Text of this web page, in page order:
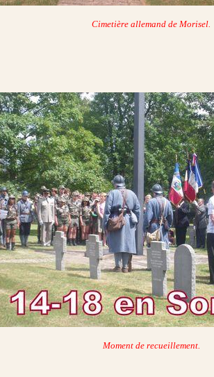
Cimetière allemand de Morisel.
Moment de recueillement.